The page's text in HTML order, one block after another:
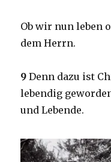
Ob wir nun leben
dem Herrn.
9 Denn dazu ist
lebendig
und Lebende.